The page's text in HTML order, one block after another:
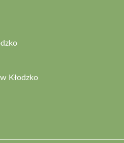
Kłodzko